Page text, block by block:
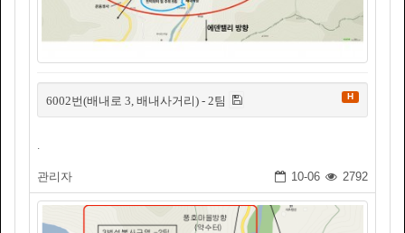
6002번(배내로 3, 배내사거리) - 2팀 H
.
관리자 10-06 2792